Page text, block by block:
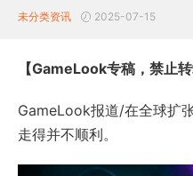
未分类资讯 2025-07-15
【GameLook专稿，禁止转
GameLook报道/在全球扩
走得并不顺利。